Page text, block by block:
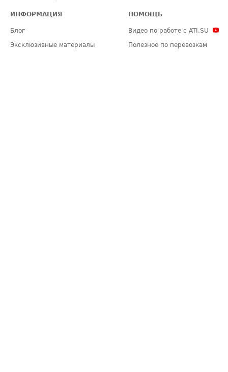
ИНФОРМАЦИЯ
Блог
Эксклюзивные материалы
ПОМОЩЬ
Видео по работе с ATI.SU
Полезное по перевозкам